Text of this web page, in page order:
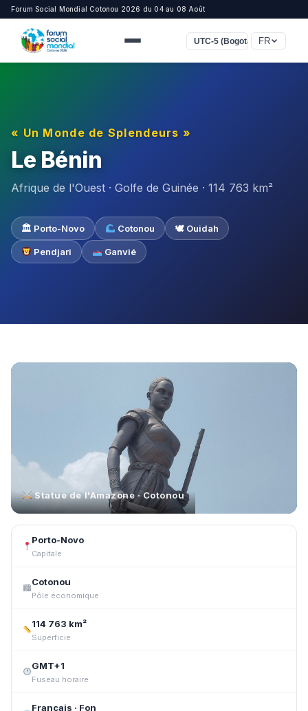
Forum Social Mondial Cotonou 2026 du 04 au 08 Août
UTC-5 (Bogota, Lima)
FR
« Un Monde de Splendeurs »
Le Bénin
Afrique de l'Ouest · Golfe de Guinée · 114 763 km²
🏛 Porto-Novo Cotonou 🕊 Ouidah
Pendjari Ganvié
Statue de l'Amazone · Cotonou
Porto-Novo
Capitale
🏙
Cotonou
Pôle économique
114 763 km²
Superficie
GMT+1
Fuseau horaire
Français · Fon